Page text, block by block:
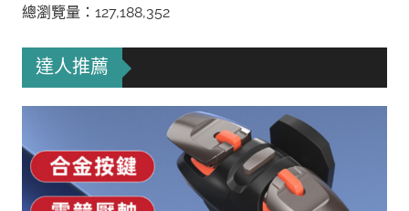
總瀏覽量：127,188,352
達人推薦